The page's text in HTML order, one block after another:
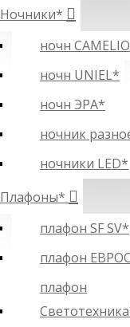
Ночники*
ночн
ночн UNIEL*
ночн ЭРА*
ночник
ночники LED*
Плафоны*
плафон SF SV*
плафон
плафон